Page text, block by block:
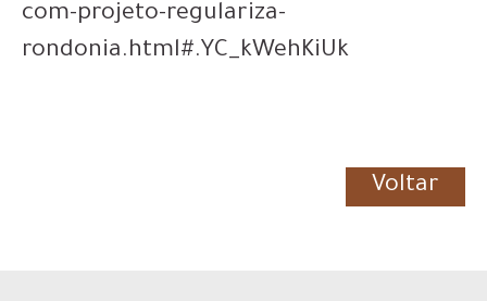
com-projeto-regulariza-
rondonia.html#.YC_kWehKiUk
Voltar